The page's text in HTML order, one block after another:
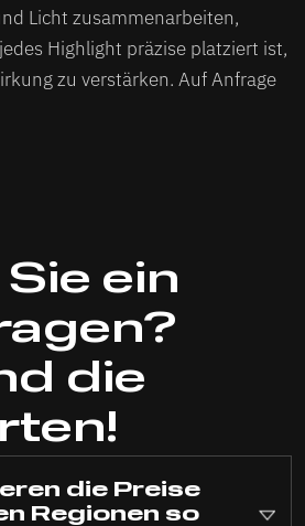
Licht zusammenarbeiten,
Highlight präzise platziert ist,
zu verstärken. Auf Anfrage
ein
die
die Preise
Regionen so